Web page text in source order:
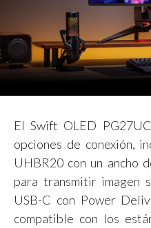
El Swift OLED
opciones de conexión,
UHBR20 con un ancho
para transmitir imagen
USB-C con Power
compatible con los